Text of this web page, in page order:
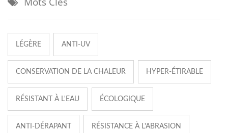
LÉGÈRE ANTI-UV
CONSERVATION DE LA CHALEUR HYPER-ÉTIRABLE
RÉSISTANT À L'EAU ÉCOLOGIQUE
ANTI-DÉRAPANT RÉSISTANCE À L'ABRASION